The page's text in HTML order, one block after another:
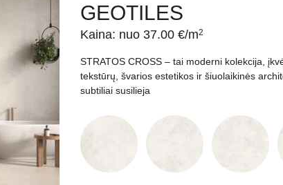
GEOTILES
Kaina: nuo 37.00 €/m2
STRATOS CROSS – tai moderni kolekcija,
tekstūrų, švarios estetikos ir šiuolaikinės
subtiliai susilieja